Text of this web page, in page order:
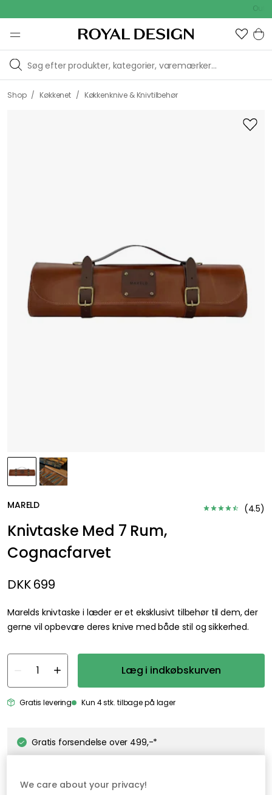
Outdoor
Shop / Køkkenet / Køkkenknive & Knivtilbehør
MARELD (4.5)
Knivtaske Med 7 Rum,
Cognacfarvet
DKK 699
Marelds knivtaske i læder er et eksklusivt tilbehør til dem, der
gerne vil opbevare deres knive med både stil og sikkerhed.
Læg i indkøbskurven
Gratis levering Kun 4 stk. tilbage på lager
Gratis forsendelse over 499,-*
Nem checkout med MobilePay
We care about your privacy!